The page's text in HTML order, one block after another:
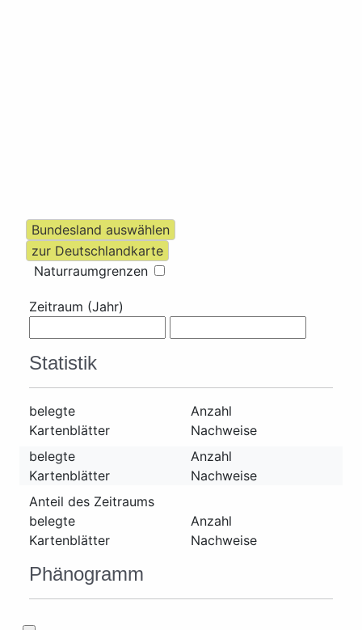
Naturraumgrenzen
Zeitraum (Jahr)
Statistik
belegte
Kartenblätter
Anzahl
Nachweise
belegte
Kartenblätter
Anzahl
Nachweise
Anteil des Zeitraums
belegte
Kartenblätter
Anzahl
Nachweise
Phänogramm